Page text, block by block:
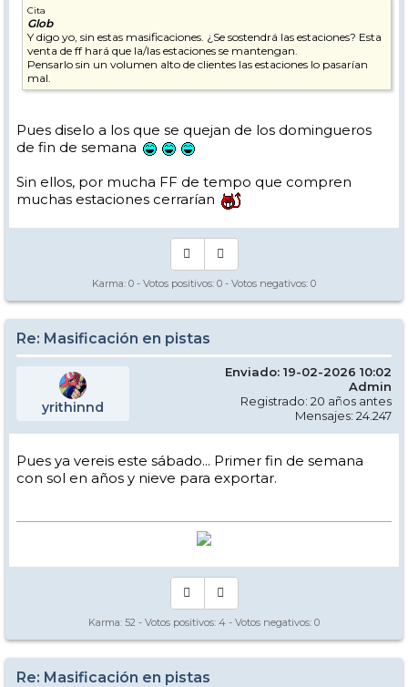
Cita
Glob
Y digo yo, sin estas masificaciones. ¿Se sostendrá las estaciones? Esta
venta de ff hará que la/las estaciones se mantengan.
Pensarlo sin un volumen alto de clientes las estaciones lo pasarían
mal.
Pues diselo a los que se quejan de los domingueros
de fin de semana
Sin ellos, por mucha FF de tempo que compren
muchas estaciones cerrarían
Karma: 0 - Votos positivos: 0 - Votos negativos: 0
Re: Masificación en pistas
yrithinnd
Enviado: 19-02-2026 10:02
Admin
Registrado: 20 años antes
Mensajes: 24.247
Pues ya vereis este sábado... Primer fin de semana
con sol en años y nieve para exportar.
Karma: 52 - Votos positivos: 4 - Votos negativos: 0
Re: Masificación en pistas